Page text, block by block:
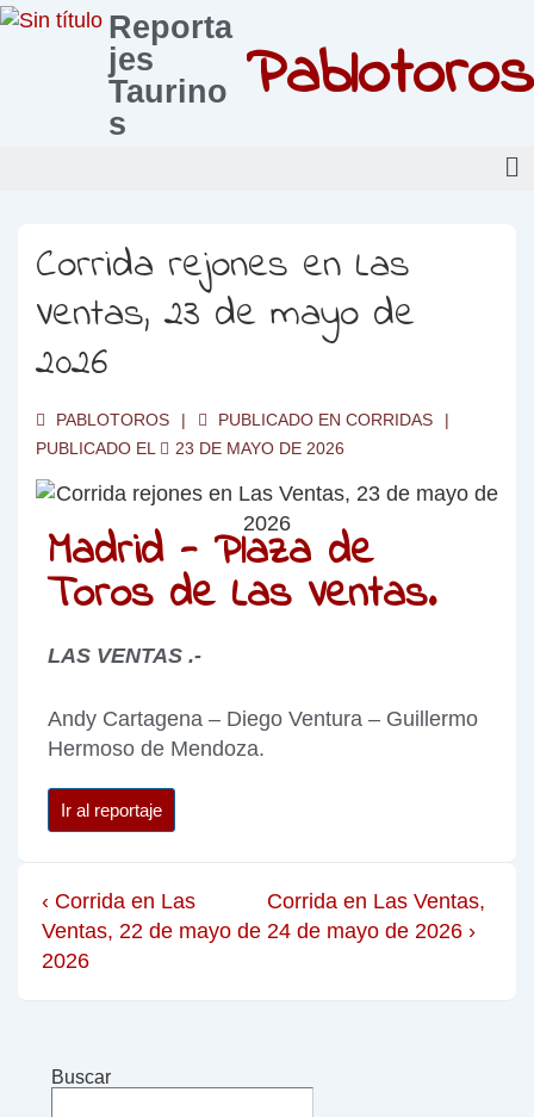
Reporta
jes
Taurino
s
Pablotoros
Corrida rejones en Las
Ventas, 23 de mayo de
2026
PABLOTOROS PUBLICADO EN CORRIDAS
PUBLICADO EL
23 DE MAYO DE 2026
Madrid - Plaza de
Toros de Las Ventas.
LAS VENTAS .-
Andy Cartagena – Diego Ventura – Guillermo
Hermoso de Mendoza.
Ir al reportaje
‹ Corrida en Las
Ventas, 22 de mayo de
2026
Corrida en Las Ventas,
24 de mayo de 2026 ›
Buscar